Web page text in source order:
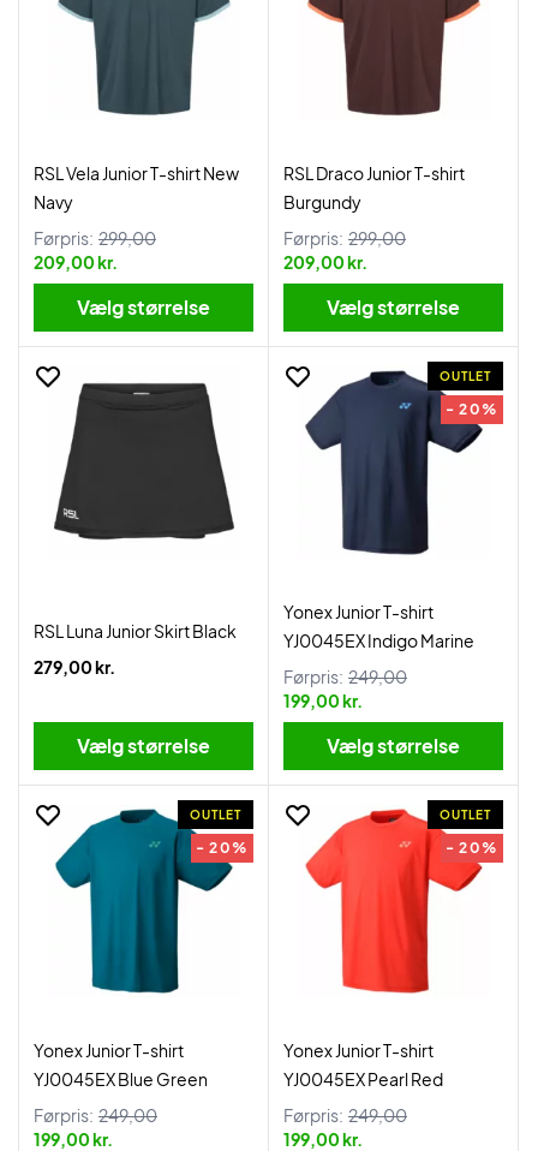
RSL Vela Junior T-shirt New
Navy
Førpris: 299,00
209,00 kr.
Vælg størrelse
RSL Draco Junior T-shirt
Burgundy
Førpris: 299,00
209,00 kr.
Vælg størrelse
RSL Luna Junior Skirt Black
279,00 kr.
Vælg størrelse
OUTLET
- 20%
Yonex Junior T-shirt
YJ0045EX Indigo Marine
Førpris: 249,00
199,00 kr.
Vælg størrelse
OUTLET
- 20%
Yonex Junior T-shirt
YJ0045EX Blue Green
Førpris: 249,00
199,00 kr.
OUTLET
- 20%
Yonex Junior T-shirt
YJ0045EX Pearl Red
Førpris: 249,00
199,00 kr.